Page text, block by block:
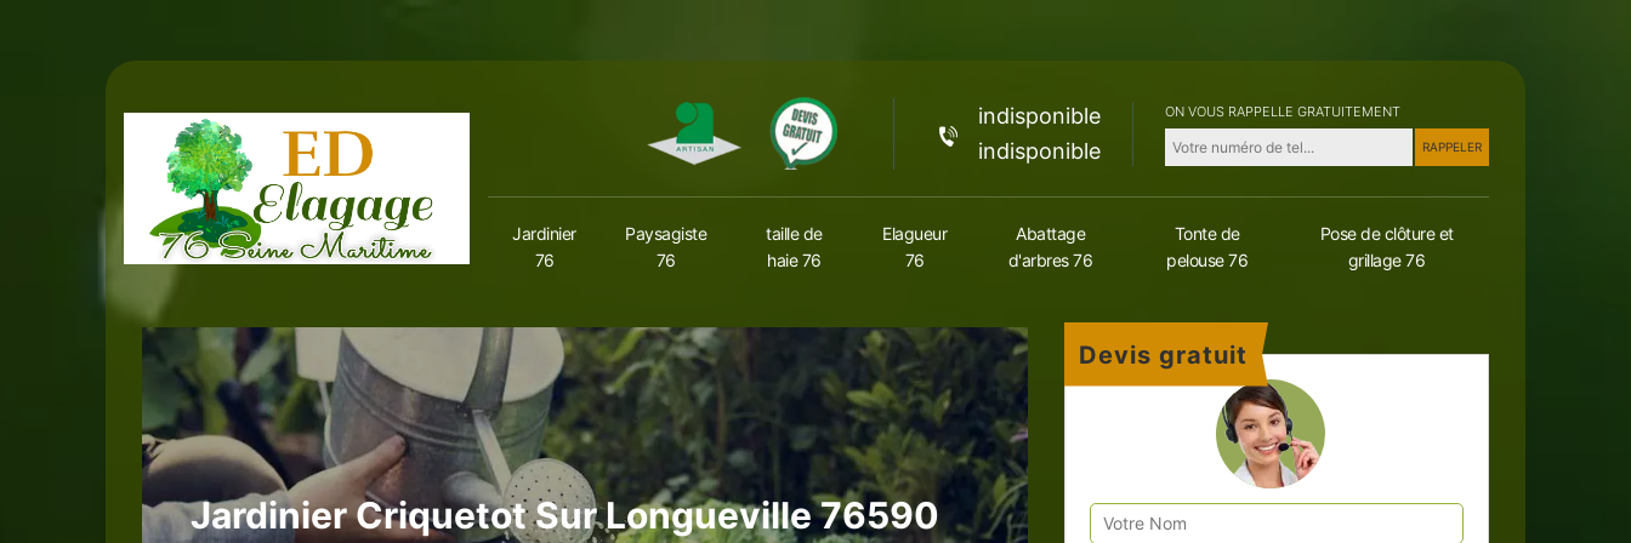
indisponible
indisponible
ON VOUS RAPPELLE GRATUITEMENT
Jardinier
76
Paysagiste
76
taille de
haie 76
Elagueur
76
Abattage
d'arbres 76
Tonte de
pelouse 76
Pose de clôture et
grillage 76
Jardinier Criquetot Sur Longueville 76590
Devis gratuit